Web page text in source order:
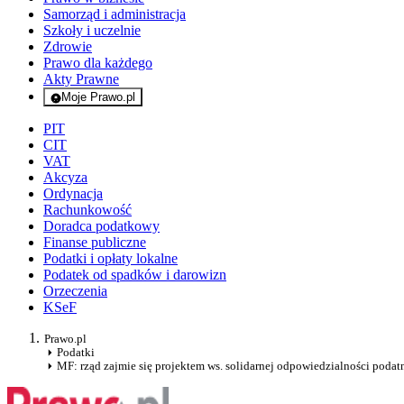
Samorząd i administracja
Szkoły i uczelnie
Zdrowie
Prawo dla każdego
Akty Prawne
Moje Prawo.pl
- rejestracja i logowanie do serwisu
PIT
CIT
VAT
Akcyza
Ordynacja
Rachunkowość
Doradca podatkowy
Finanse publiczne
Podatki i opłaty lokalne
Podatek od spadków i darowizn
Orzeczenia
KSeF
Prawo.pl
Podatki
MF: rząd zajmie się projektem ws. solidarnej odpowiedzialności